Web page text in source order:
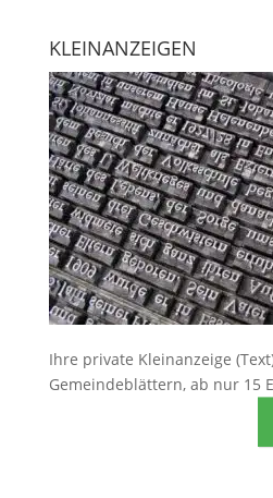
KLEINANZEIGEN
Ihre private Kleinanzeige
Gemeindeblättern, ab nur 15